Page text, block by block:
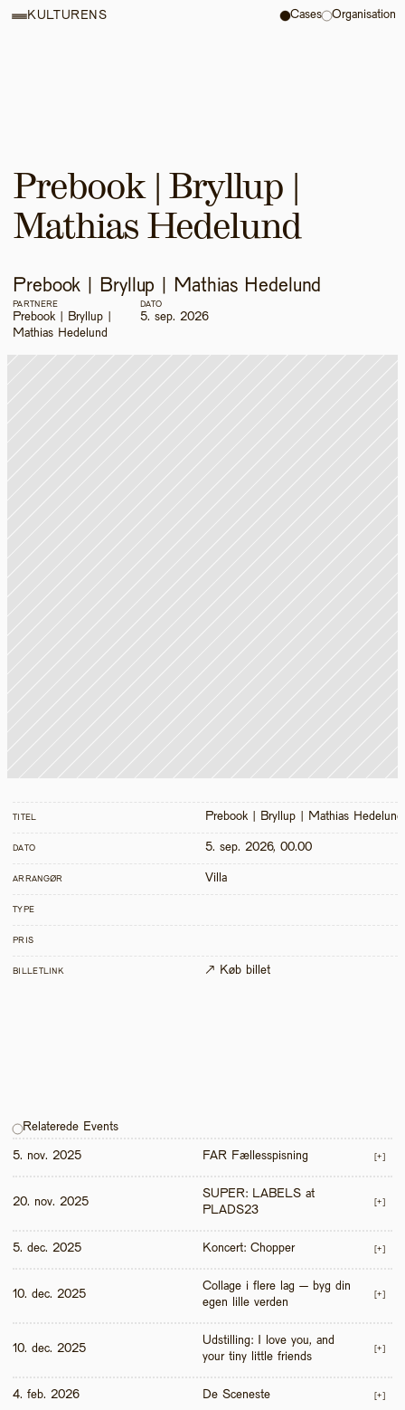
Prebook | Bryllup |
Mathias Hedelund
Prebook | Bryllup | Mathias Hedelund
PARTNERE
Prebook | Bryllup |
Mathias Hedelund
DATO
5. sep. 2026
TITEL Prebook | Bryllup | Mathias Hedelund
DATO 5. sep. 2026, 00.00
ARRANGØR Villa
TYPE
PRIS
BILLETLINK ↗ Køb billet
Relaterede Events
5. nov. 2025 FAR Fællesspisning [+]
20. nov. 2025
SUPER: LABELS at
PLADS23
[+]
5. dec. 2025 Koncert: Chopper [+]
10. dec. 2025
Collage i flere lag – byg din
egen lille verden
[+]
10. dec. 2025
Udstilling: I love you, and
your tiny little friends
[+]
4. feb. 2026 De Sceneste [+]
KULTURENS Cases Organisation